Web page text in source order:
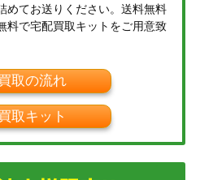
めてお送りください。送料無料
料で宅配買取キットをご用意致
取の流れ
取キット